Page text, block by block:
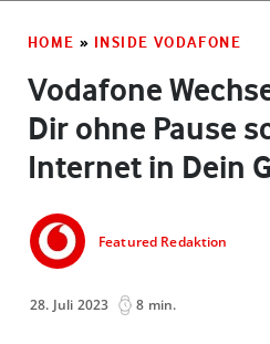
HOME » INSIDE VODAFONE
Vodafone
Dir ohne Pause
Internet in Dein
Featured Redaktion
28. Juli 2023 8 min.